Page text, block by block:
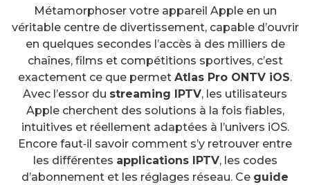
Métamorphoser votre appareil Apple en un
véritable centre de divertissement, capable d’ouvrir
en quelques secondes l’accès à des milliers de
chaînes, films et compétitions sportives, c’est
exactement ce que permet Atlas Pro ONTV iOS.
Avec l’essor du streaming IPTV, les utilisateurs
Apple cherchent des solutions à la fois fiables,
intuitives et réellement adaptées à l’univers iOS.
Encore faut‑il savoir comment s’y retrouver entre
les différentes applications IPTV, les codes
d’abonnement et les réglages réseau. Ce guide